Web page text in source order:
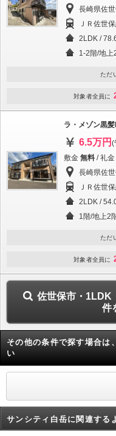
長崎県佐
ＪＲ佐世
2LDK /
1-2階/地上
ただ
対象者全員に
ラ・メゾン黒髪III
6.5万円 (
敷金 無料 / 礼金
長崎県佐
ＪＲ佐世
2LDK /
1階/地上2
ただ
対象者全員に
佐世保市・1LDK
件
その他の条件で探す場合は
い
サンシティ白岳に関連する